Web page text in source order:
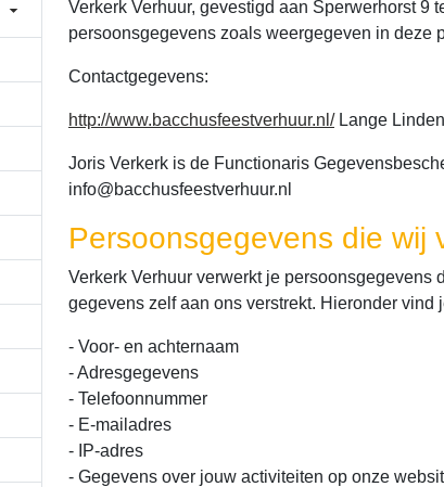
Verkerk Verhuur, gevestigd aan Sperwerhorst 9
persoonsgegevens zoals weergegeven in deze
Contactgegevens:
http://www.bacchusfeestverhuur.nl/Lange
Joris Verkerk is de Functionaris
info@bacchusfeestverhuur.nl
Persoonsgegevens die wij
Verkerk Verhuur verwerkt je persoonsgegevens
gegevens zelf aan ons verstrekt. Hieronder
- Voor- en achternaam
- Adresgegevens
- Telefoonnummer
- E-mailadres
- IP-adres
- Gegevens over jouw activiteiten op onze